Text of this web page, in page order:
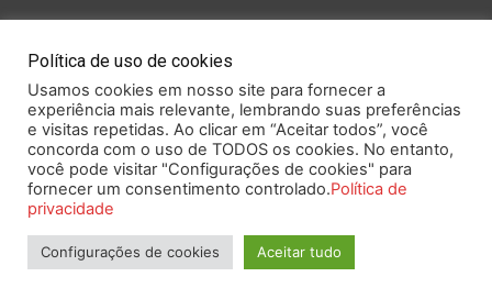
Este portal obedece às prescrições da Lei Geral de Proteção de Dados.
2026 SINAL – Sindicato Nacional dos Funcionários do Banco Central.
Política de uso de cookies
Usamos cookies em nosso site para fornecer a
experiência mais relevante, lembrando suas preferências
e visitas repetidas. Ao clicar em “Aceitar todos”, você
concorda com o uso de TODOS os cookies. No entanto,
você pode visitar "Configurações de cookies" para
fornecer um consentimento controlado.Política de
privacidade
Configurações de cookies Aceitar tudo